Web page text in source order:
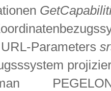
Parameters